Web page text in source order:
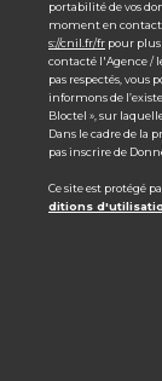
portabilité de vos
moment en
s://cnil.fr/fr pour plus
contacté l'Agence /
pas respectés, vous
informons de
Bloctel », sur
Dans le cadre de la
pas inscrire de
Ce site est protégé
ditions